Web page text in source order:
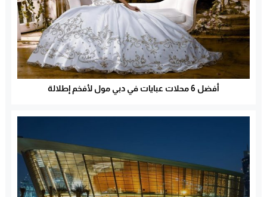
أفضل 6 محلات عبايات في دبي مول لأفخم إطلالة